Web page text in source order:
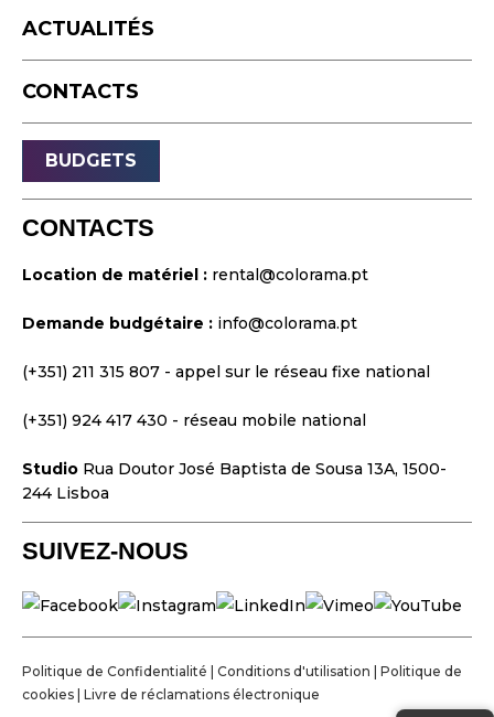
Drone
Son
Lumière
Scènes
Sites Web
Identité Visuelle
ACTUALITÉS
CONTACTS
BUDGETS
CONTACTS
Location de matériel : rental@colorama.pt
Demande budgétaire : info@colorama.pt
(+351) 211 315 807 - appel sur le réseau fixe national
(+351) 924 417 430 - réseau mobile national
Studio Rua Doutor José Baptista de Sousa 13A, 1500-
244 Lisboa
SUIVEZ-NOUS
Politique de Confidentialité Conditions d'utilisation
Politique de
cookies Livre de réclamations électronique